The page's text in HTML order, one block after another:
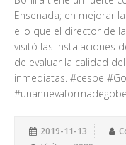
Ensenada; en mejorar
ello que el director de la
visitó las instalaciones
de evaluar la calidad
inmediatas. #cespe
2019-11-13